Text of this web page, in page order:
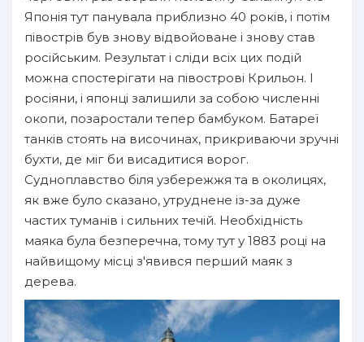
Японія тут панувала приблизно 40 років, і потім
півострів був знову відвойоване і знову став
російським. Результат і сліди всіх цих подій
можна спостерігати на півострові Крильон. І
росіяни, і японці залишили за собою численні
окопи, позаростали тепер бамбуком. Батареї
танків стоять на височинах, прикриваючи зручні
бухти, де міг би висадитися ворог.
Судноплавство біля узбережжя та в околицях,
як вже було сказано, утруднене із-за дуже
частих туманів і сильних течій. Необхідність
маяка була безперечна, тому тут у 1883 році на
найвищому місці з'явився перший маяк з
дерева.